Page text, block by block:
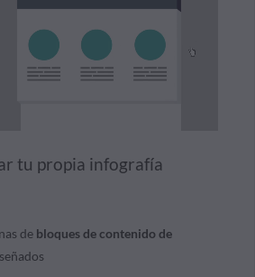
tu propia infografía
de bloques de contenido de